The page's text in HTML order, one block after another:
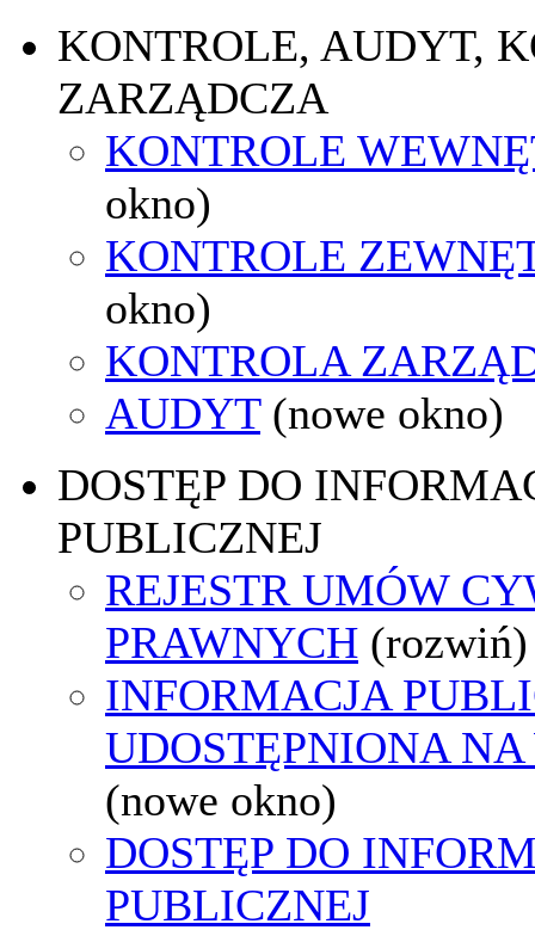
KONTROLE, AUDYT,
ZARZĄDCZA
KONTROLE
okno)
KONTROLE
okno)
KONTROLA
AUDYT (nowe okno)
DOSTĘP DO
PUBLICZNEJ
REJESTR UMÓW
PRAWNYCH (rozwiń)
INFORMACJA
UDOSTĘPNIONA
(nowe okno)
DOSTĘP DO
PUBLICZNEJ